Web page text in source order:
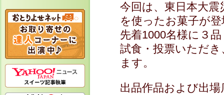
今回は、東日本大
を使ったお菓子が登
先着1000名様に３
試食・投票いただ
ます。
出品作品および出